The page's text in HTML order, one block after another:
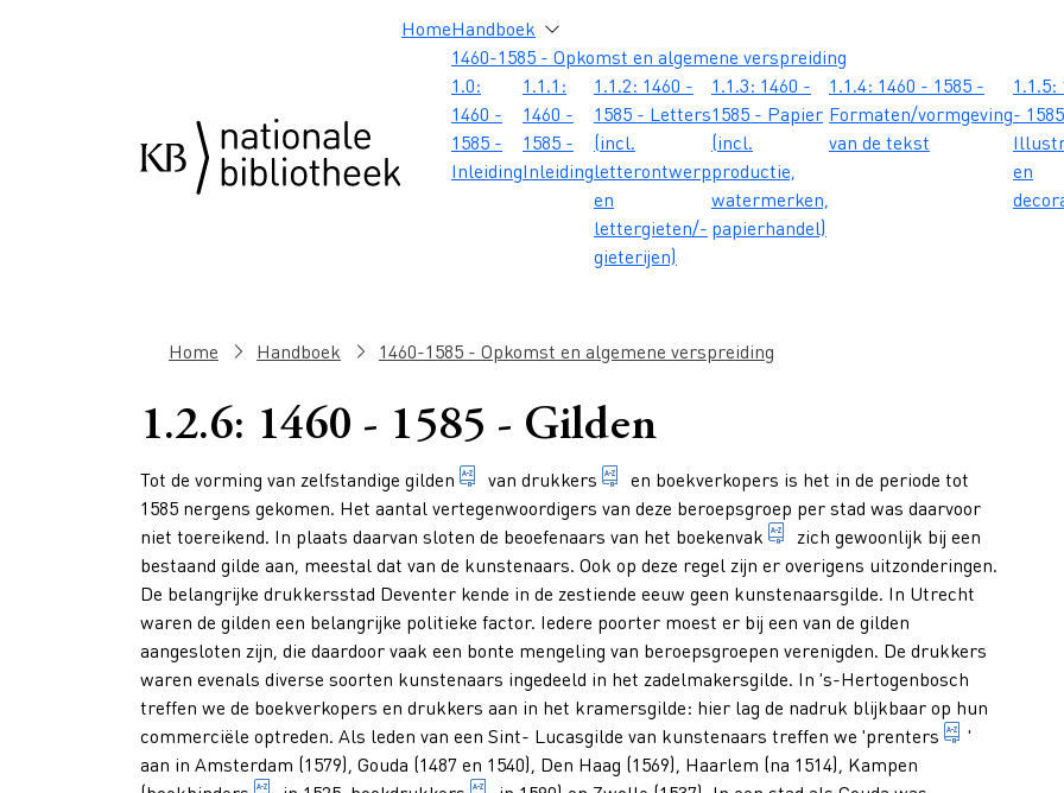
Hoofdnavigatie
HomeHandboek
1460-1585 - Opkomst en algemene verspreiding
1.0:
1460 -
1585 -
Inleiding
1.1.1:
1460 -
1585 -
Inleiding
1.1.2: 1460 -
1585 - Letters
(incl.
letterontwerp
en
lettergieten/-
gieterijen)
1.1.3: 1460 -
1585 - Papier
(incl.
productie,
watermerken,
papierhandel)
1.1.4: 1460 - 1585 -
Formaten/vormgeving
van de tekst
1.1.5:
-
en
Kruimelpad
Home Handboek 1460-1585 - Opkomst en algemene verspreiding
1.2.6: 1460 - 1585 - Gilden
Paragraphs
Tot de vorming van zelfstandige gilden vereniging van burgers van een stad die hetzelfde beroep of bedrijf
van drukkers 1. persoon die als ambacht het drukken van
en boekverkopers is het in de periode tot
1585 nergens gekomen. Het aantal vertegenwoordigers van deze beroepsgroep per stad was daarvoor
niet toereikend. In plaats daarvan sloten de beoefenaars van het boekenvak algemene term waarmee alle
zich gewoonlijk bij een
bestaand gilde aan, meestal dat van de kunstenaars. Ook op deze regel zijn er overigens uitzonderingen.
De belangrijke drukkersstad Deventer kende in de zestiende eeuw geen kunstenaarsgilde. In Utrecht
waren de gilden een belangrijke politieke factor. Iedere poorter moest er bij een van de gilden
aangesloten zijn, die daardoor vaak een bonte mengeling van beroepsgroepen verenigden. De drukkers
waren evenals diverse soorten kunstenaars ingedeeld in het zadelmakersgilde. In 's-Hertogenbosch
treffen we de boekverkopers en drukkers aan in het kramersgilde: hier lag de nadruk blijkbaar op hun
commerciële optreden. Als leden van een Sint- Lucasgilde van kunstenaars treffen we 'prenters
'
aan in Amsterdam (1579), Gouda (1487 en 1540), Den Haag (1569), Haarlem (na 1514), Kampen